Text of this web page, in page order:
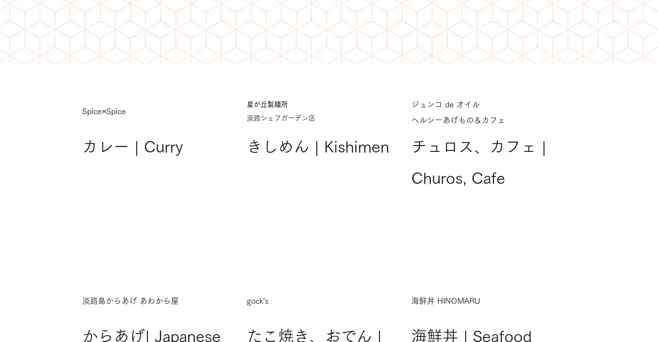
カレー | Curry
Spice×Spice
きしめん | Kishimen
星が丘製麺所
淡路シェフガーデン店
チュロス、カフェ |
Churos, Cafe
ジュンコ de オイル
ヘルシーあげもの＆カフェ
からあげ| Japanese
淡路島からあげ あわから屋
たこ焼き、おでん |
gock's
海鮮丼 | Seafood
海鮮丼 HINOMARU